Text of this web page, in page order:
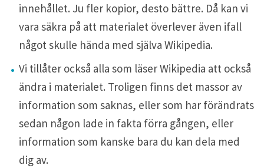
innehållet. Ju fler kopior, desto bättre. Då kan vi
vara säkra på att materialet överlever även ifall
något skulle hända med själva Wikipedia.
Vi tillåter också alla som läser Wikipedia att också
ändra i materialet. Troligen finns det massor av
information som saknas, eller som har förändrats
sedan någon lade in fakta förra gången, eller
information som kanske bara du kan dela med
dig av.